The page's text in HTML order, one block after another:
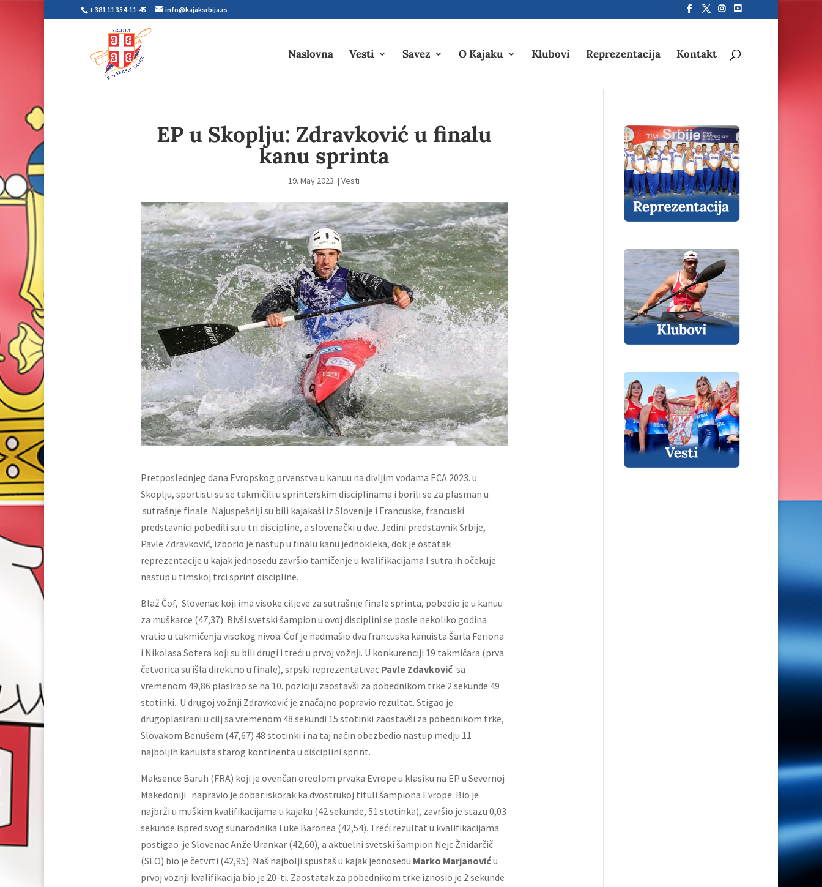
+ 381 11 354-11-45 info@kajaksrbija.rs
Naslovna Vesti Savez O Kajaku Klubovi Reprezentacija Kontakt
EP u Skoplju: Zdravković u finalu
kanu sprinta
19. May 2023. |Vesti
Pretposlednjeg dana Evropskog prvenstva u kanuu na divljim vodama ECA 2023. u
Skoplju, sportisti su se takmičili u sprinterskim disciplinama i borili se za plasman u
sutrašnje finale. Najuspešniji su bili kajakaši iz Slovenije i Francuske, francuski
predstavnici pobedili su u tri discipline, a slovenački u dve. Jedini predstavnik Srbije,
Pavle Zdravković, izborio je nastup u finalu kanu jednokleka, dok je ostatak
reprezentacije u kajak jednosedu završio tamičenje u kvalifikacijama I sutra ih očekuje
nastup u timskoj trci sprint discipline.
Blaž Čof, Slovenac koji ima visoke ciljeve za sutrašnje finale sprinta, pobedio je u kanuu
za muškarce (47,37). Bivši svetski šampion u ovoj disciplini se posle nekoliko godina
vratio u takmičenja visokog nivoa. Čof je nadmašio dva francuska kanuista Šarla Feriona
i Nikolasa Sotera koji su bili drugi i treći u prvoj vožnji. U konkurenciji 19 takmičara (prva
četvorica su išla direktno u finale), srpski reprezentativac Pavle Zdavkovićsa
vremenom 49,86 plasirao se na 10. poziciju zaostavši za pobednikom trke 2 sekunde 49
stotinki. U drugoj vožnji Zdravković je značajno popravio rezultat. Stigao je
drugoplasirani u cilj sa vremenom 48 sekundi 15 stotinki zaostavši za pobednikom trke,
Slovakom Benušem (47,67) 48 stotinki i na taj način obezbedio nastup medju 11
najboljih kanuista starog kontinenta u disciplini sprint.
Maksence Baruh (FRA) koji je ovenčan oreolom prvaka Evrope u klasiku na EP u Severnoj
Makedoniji napravio je dobar iskorak ka dvostrukoj tituli šampiona Evrope. Bio je
najbrži u muškim kvalifikacijama u kajaku (42 sekunde, 51 stotinka), završio je stazu 0,03
sekunde ispred svog sunarodnika Luke Baronea (42,54). Treći rezultat u kvalifikacijama
postigao je Slovenac Anže Urankar (42,60), a aktuelni svetski šampion Nejc Žnidarčič
(SLO) bio je četvrti (42,95). Naš najbolji spustaš u kajak jednosedu Marko Marjanoviću
prvoj voznji kvalifikacija bio je 20-ti. Zaostatak za pobednikom trke iznosio je 2 sekunde